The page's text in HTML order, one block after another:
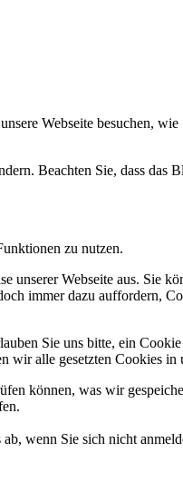
Webseite besuchen,
Beachten Sie, dass
zu nutzen.
Webseite aus. Sie
immer dazu auffordern,
Sie uns bitte, ein
wir alle gesetzten Cookies in
können, was wir
wenn Sie sich nicht